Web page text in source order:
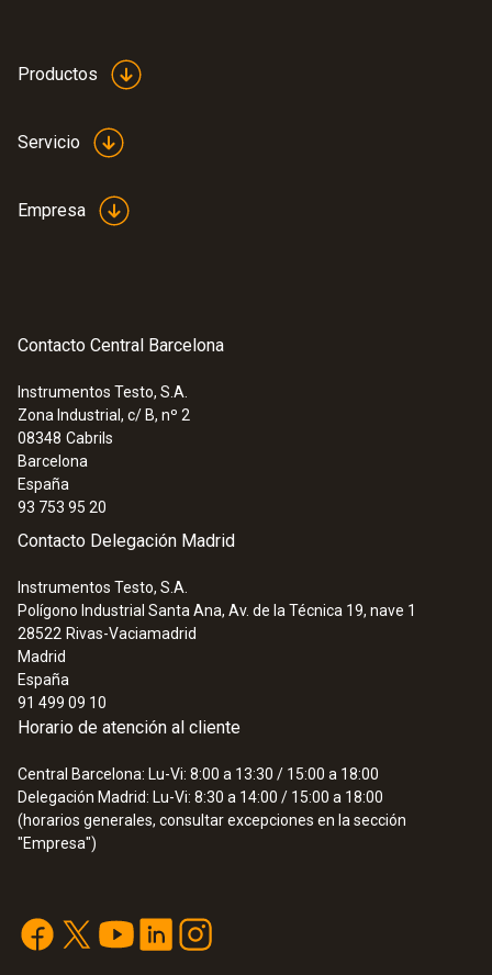
Productos
Servicio
Empresa
Contacto Central Barcelona
Instrumentos Testo, S.A.
Zona Industrial, c/ B, nº 2
08348 Cabrils
Barcelona
España
93 753 95 20
Contacto Delegación Madrid
Instrumentos Testo, S.A.
Polígono Industrial Santa Ana, Av. de la Técnica 19, nave 1
28522 Rivas-Vaciamadrid
Madrid
España
91 499 09 10
Horario de atención al cliente
Central Barcelona: Lu-Vi: 8:00 a 13:30 / 15:00 a 18:00
Delegación Madrid: Lu-Vi: 8:30 a 14:00 / 15:00 a 18:00
(horarios generales, consultar excepciones en la sección
"Empresa")